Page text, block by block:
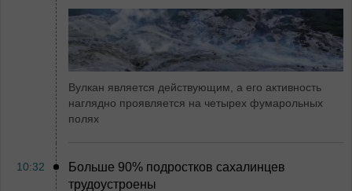
Вулкан является действующим, а его активность
наглядно проявляется на четырех фумарольных
полях
10:32
Больше 90% подростков сахалинцев
трудоустроены